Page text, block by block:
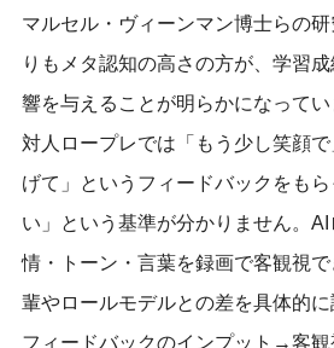
マルセル・ヴィーンマン博士らの
りもメタ認知の高さの方が、学習
響を与えることが明らかになってい
対人ロープレでは「もう少し笑顔
げて」というフィードバックをも
い」という基準が分かりません。
情・トーン・言葉を録画で客観視
輩やロールモデルとの差を具体的
フィードバックのインプット→客観